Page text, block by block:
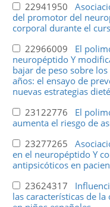
22941950
del promotor del
corporal durante el
22966009 El
neuropéptido Y
bajar de peso sobre
años: el ensayo de
nuevas estrategias
23122776 El
aumenta el riesgo de
23277265
en el neuropéptido Y
antipsicóticos en
23624317
las características de